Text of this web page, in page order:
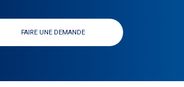
FAIRE UNE DEMANDE